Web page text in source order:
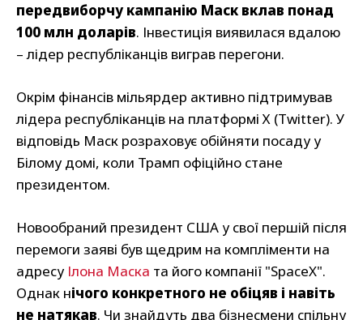
передвиборчу кампанію Маск вклав понад
100 млн доларів. Інвестиція виявилася вдалою
– лідер республіканців виграв перегони.
Окрім фінансів мільярдер активно підтримував
лідера республіканців на платформі Х (Twitter). У
відповідь Маск розраховує обійняти посаду у
Білому домі, коли Трамп офіційно стане
президентом.
Новообраний президент США у свої першій після
перемоги заяві був щедрим на компліменти на
адресу Ілона Маска та його компанії "SpaceX".
Однак нічого конкретного не обіцяв і навіть
не натякав. Чи знайдуть два бізнесмени спільну